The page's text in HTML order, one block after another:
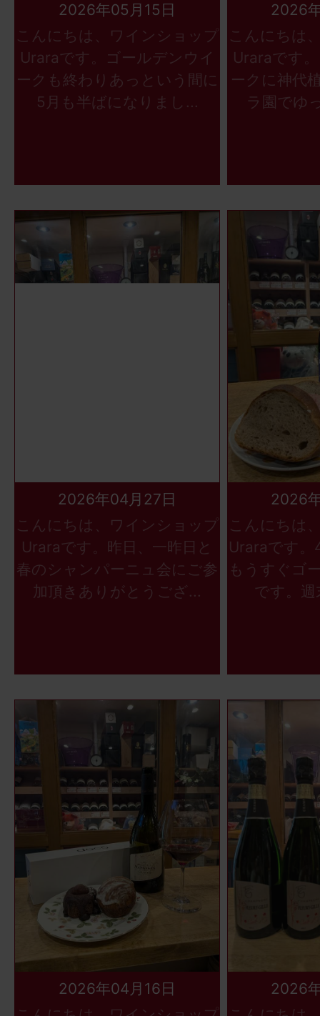
2026年05月15日
こんにちは、ワインショップ
Uraraです。ゴールデンウイ
ークも終わりあっという間に
5月も半ばになりまし...
2026
こんにちは
Uraraです
ークに神代
ラ園でゆ
2026年04月27日
こんにちは、ワインショップ
Uraraです。昨日、一昨日と
春のシャンパーニュ会にご参
加頂きありがとうござ...
2026
こんにちは
Uraraです。
もうすぐゴ
です。
2026年04月16日
2026